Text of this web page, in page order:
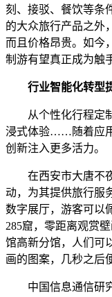
刻、接驳、餐饮等条
的大众旅行产品之外
而且价格昂贵。如今
制游有望真正成为触
行业智能化转型
从个性化行程定制
浸式体验……随着应
创新注入更多活力。
在西安市大唐不夜
动，为其提供旅行服
数字展厅，游客可以
285窟，零距离观赏
馆高新分馆，人们可
画的图案，几秒之后
中国信息通信研究